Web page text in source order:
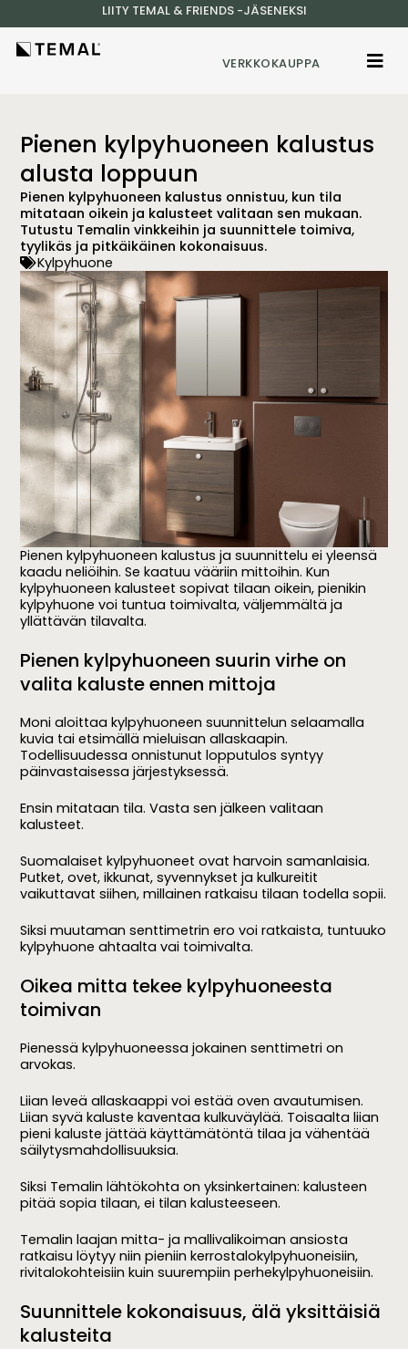
LIITY TEMAL & FRIENDS -JÄSENEKSI
VERKKOKAUPPA
Pienen kylpyhuoneen kalustus
alusta loppuun
Pienen kylpyhuoneen kalustus onnistuu, kun tila
mitataan oikein ja kalusteet valitaan sen mukaan.
Tutustu Temalin vinkkeihin ja suunnittele toimiva,
tyylikäs ja pitkäikäinen kokonaisuus.
Kylpyhuone
Pienen kylpyhuoneen kalustus ja suunnittelu ei yleensä
kaadu neliöihin. Se kaatuu vääriin mittoihin. Kun
kylpyhuoneen kalusteet sopivat tilaan oikein, pienikin
kylpyhuone voi tuntua toimivalta, väljemmältä ja
yllättävän tilavalta.
Pienen kylpyhuoneen suurin virhe on
valita kaluste ennen mittoja
Moni aloittaakylpyhuoneen suunnittelun selaamalla
kuvia tai etsimällä mieluisan allaskaapin.
Todellisuudessa onnistunut lopputulos syntyy
päinvastaisessa järjestyksessä.
Ensin mitataan tila. Vasta sen jälkeen valitaan
kalusteet.
Suomalaiset kylpyhuoneet ovat harvoin samanlaisia.
Putket, ovet, ikkunat, syvennykset ja kulkureitit
vaikuttavat siihen, millainen ratkaisu tilaan todella sopii.
Siksi muutaman senttimetrin ero voi ratkaista, tuntuuko
kylpyhuone ahtaalta vai toimivalta.
Oikea mitta tekee kylpyhuoneesta
toimivan
Pienessä kylpyhuoneessa jokainen senttimetri on
arvokas.
Liian leveä allaskaappi voi estää oven avautumisen.
Liian syvä kaluste kaventaa kulkuväylää. Toisaalta liian
pieni kaluste jättää käyttämätöntä tilaa ja vähentää
säilytysmahdollisuuksia.
Siksi Temalin lähtökohta on yksinkertainen: kalusteen
pitää sopia tilaan, ei tilan kalusteeseen.
Temalin laajan mitta- ja mallivalikoiman ansiosta
ratkaisu löytyy niin pieniin kerrostalokylpyhuoneisiin,
rivitalokohteisiin kuin suurempiin perhekylpyhuoneisiin.
Suunnittele kokonaisuus, älä yksittäisiä
kalusteita